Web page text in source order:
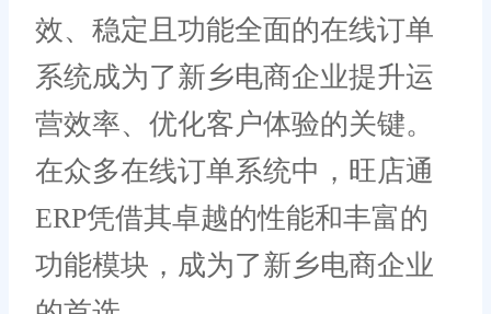
效、稳定且功能全面的在线订单
系统成为了新乡电商企业提升运
营效率、优化客户体验的关键。
在众多在线订单系统中，旺店通
ERP凭借其卓越的性能和丰富的
功能模块，成为了新乡电商企业